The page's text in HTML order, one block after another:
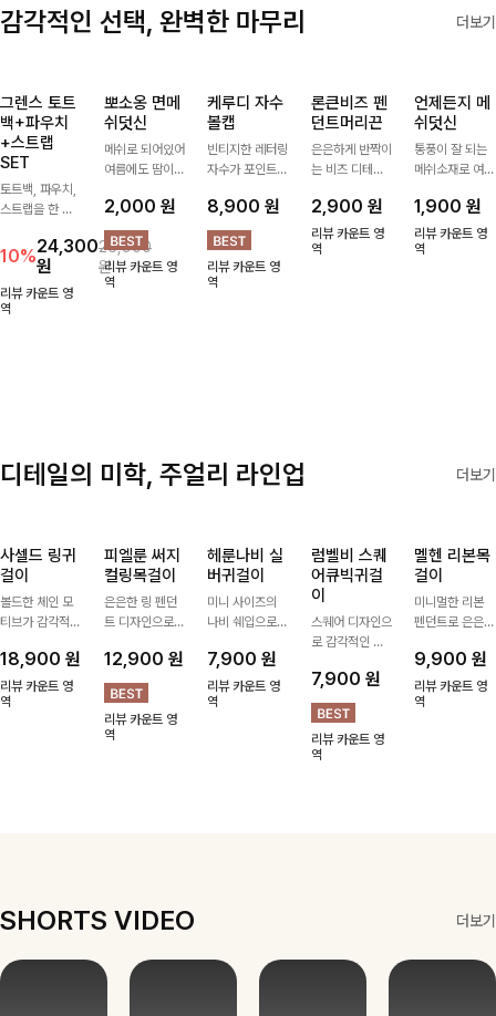
감각적인 선택, 완벽한 마무리 더보기
그렌스 토트
백+파우치
+스트랩
SET
토트백, 파우치,
스트랩을 한 번
ITEM활용도 높
게 어디에든 다
양하게 즐겨주세
요 ;)
10%24,300
원
26,900
원
리뷰 카운트 영
역
뽀소옹 면메
쉬덧신
메쉬로 되어있어
여름에도 땀이
음도 당당해지세
요:-)
2,000 원
리뷰 카운트 영
역
케루디 자수
볼캡
빈티지한 레터링
자수가 포인트가
에 자연스럽게
어우러지는 볼
캡!베이직한 컬
러와 깔끔한 쉐
입으로 캐주얼부
8,900원
리뷰 카운트 영
역
론큰비즈 펜
던트머리끈
은은하게 반짝이
는 비즈 디테일
트로 스타일에
센스를 더해주는
아이템, 탄탄한
2,900 원
리뷰 카운트 영
역
언제든지 메
쉬덧신
통풍이 잘 되는
메쉬소재로 여름
데일리로 신기
좋은 덧신이에요
^^
1,900원
리뷰 카운트 영
역
디테일의 미학, 주얼리 라인업 더보기
사셀드 링귀
걸이
볼드한 체인 모
티브가 감각적인
는 귀걸이- 심플
하면서도 존재감
있는 디자인으로
18,900 원
리뷰 카운트 영
역
피엘룬 써지
컬링목걸이
은은한 링 펜던
트 디자인으로
써지컬스틸 소재
로 변색 걱정 없
이 데일리로 착
용하기 좋아요-
12,900 원
리뷰 카운트 영
역
헤룬나비 실
버귀걸이
미니 사이즈의
나비 쉐입으로
내어줄 이어링,
과하지 않은 포
인트가 되어줘
7,900원
리뷰 카운트 영
역
럼벨비 스퀘
어큐빅귀걸
이
스퀘어 디자인으
로 감각적인 무
안에 큐빅을 담
아 더욱 고급스
럽게 연출되는
귀걸이에요~!
7,900 원
리뷰 카운트 영
역
멜헨 리본목
걸이
미니멀한 리본
펜던트로 은은한
는 목걸이예요.
골드, 실버 컬러
로 구성돼 어떤
9,900원
리뷰 카운트 영
역
SHORTS VIDEO 더보기